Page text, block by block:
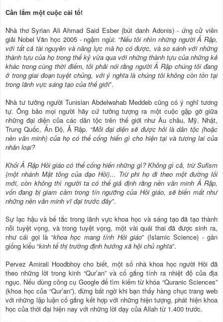
Cần lắm một cuộc cải tổ!
Nhà thơ Syrian Ali Ahmad Said Esber (bút danh Adonis) - ứng cử viên
giải Nobel Văn học 2005 - ngậm ngùi: “Nếu tôi nhìn những người Ả Rập,
với tất cả tài nguyên và năng lực mà họ có được, và so sánh với những
thành tựu của họ trong thế kỷ vừa qua với những thành tựu của những kẻ
khác trong cùng thời điểm, tôi phải nói rằng người Ả Rập chúng tôi đang
ở trong giai đoạn tuyệt chủng, với ý nghĩa là chúng tôi không còn tồn tại
trong lãnh vực sáng tạo của thế giới”.
Nhà tư tưởng người Tunisian Abdelwahab Meddeb cũng có ý nghĩ tương
tự. Ông bảo mọi người hãy cứ tưởng tượng ra một cuộc gặp gỡ giữa
những đại diện của các dân tộc trên thế giới như Âu châu, Mỹ, Nhật,
Trung Quốc, Ấn Độ, Ả Rập. “Mỗi đại diện sẽ được hỏi là dân tộc (hoặc
nền văn minh) của họ có thể cống hiến gì cho hiện tại và tương lai của
nhân loại?
Khối Ả Rập Hồi giáo có thể cống hiến những gì? Không gì cả, trừ Sufism
(một nhánh Mật tông của đạo Hồi)… Trừ phi họ đi theo một đường lối
mới, còn không thì người ta có thể giả định rằng nền văn minh Ả Rập,
vốn đang bị giam cầm trong tín ngưỡng của Hồi giáo, sẽ biến mất như
những nền văn minh vĩ đại trước đây”.
Sự lạc hậu và bế tắc trong lãnh vực khoa học và sáng tạo đã tạo thành
nỗi tuyệt vọng, và trong tuyệt vọng, một vài quái thai đã được sinh ra,
như cái gọi là “khoa học mang tính Hồi giáo” (Islamic Science) - gần
giống kiểu “kinh tế thị trường định hướng xã hội chủ nghĩa”.
Pervez Amirali Hoodbhoy cho biết, một số nhà khoa học người Hồi đã
theo những lời trong kinh “Qur’an” và cố gắng tính ra nhiệt độ của địa
ngục. Nếu dùng công cụ Google để tìm kiếm từ khóa “Quranic Sciences”
(khoa học của “Qur’an”), đừng bất ngờ khi bạn thấy hàng chục trang web
với những lập luận cố gắng kết hợp với những hiện tượng, phát hiện khoa
học của thời đại hiện nay với những lời dạy của Allah từ 1.400 trước.